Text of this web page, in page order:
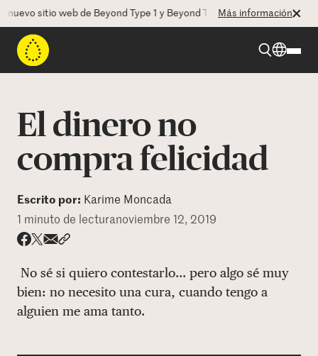
sitio web de Beyond Type 1 y Beyond Type 2! La CEO Deborah
Más información
Programas
Quienes somos
El dinero no
compra felicidad
Escrito por: Karime Moncada
1 minuto de lecturanoviembre 12, 2019
No sé si quiero contestarlo… pero algo sé muy
bien: no necesito una cura, cuando tengo a
alguien me ama tanto.